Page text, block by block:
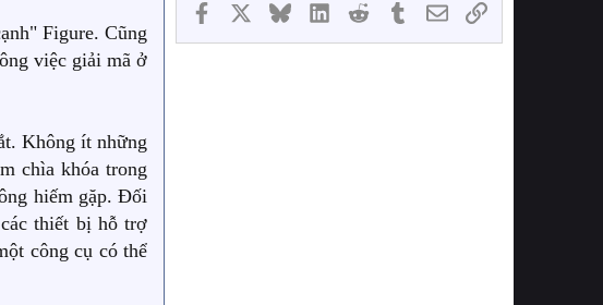
Figure. Cũng
việc giải mã ở
Không ít những
chìa khóa trong
hiếm gặp. Đối
thiết bị hỗ trợ
công cụ có thể
Facebook BlueskyLinkedInReddit TumblrEmailLink